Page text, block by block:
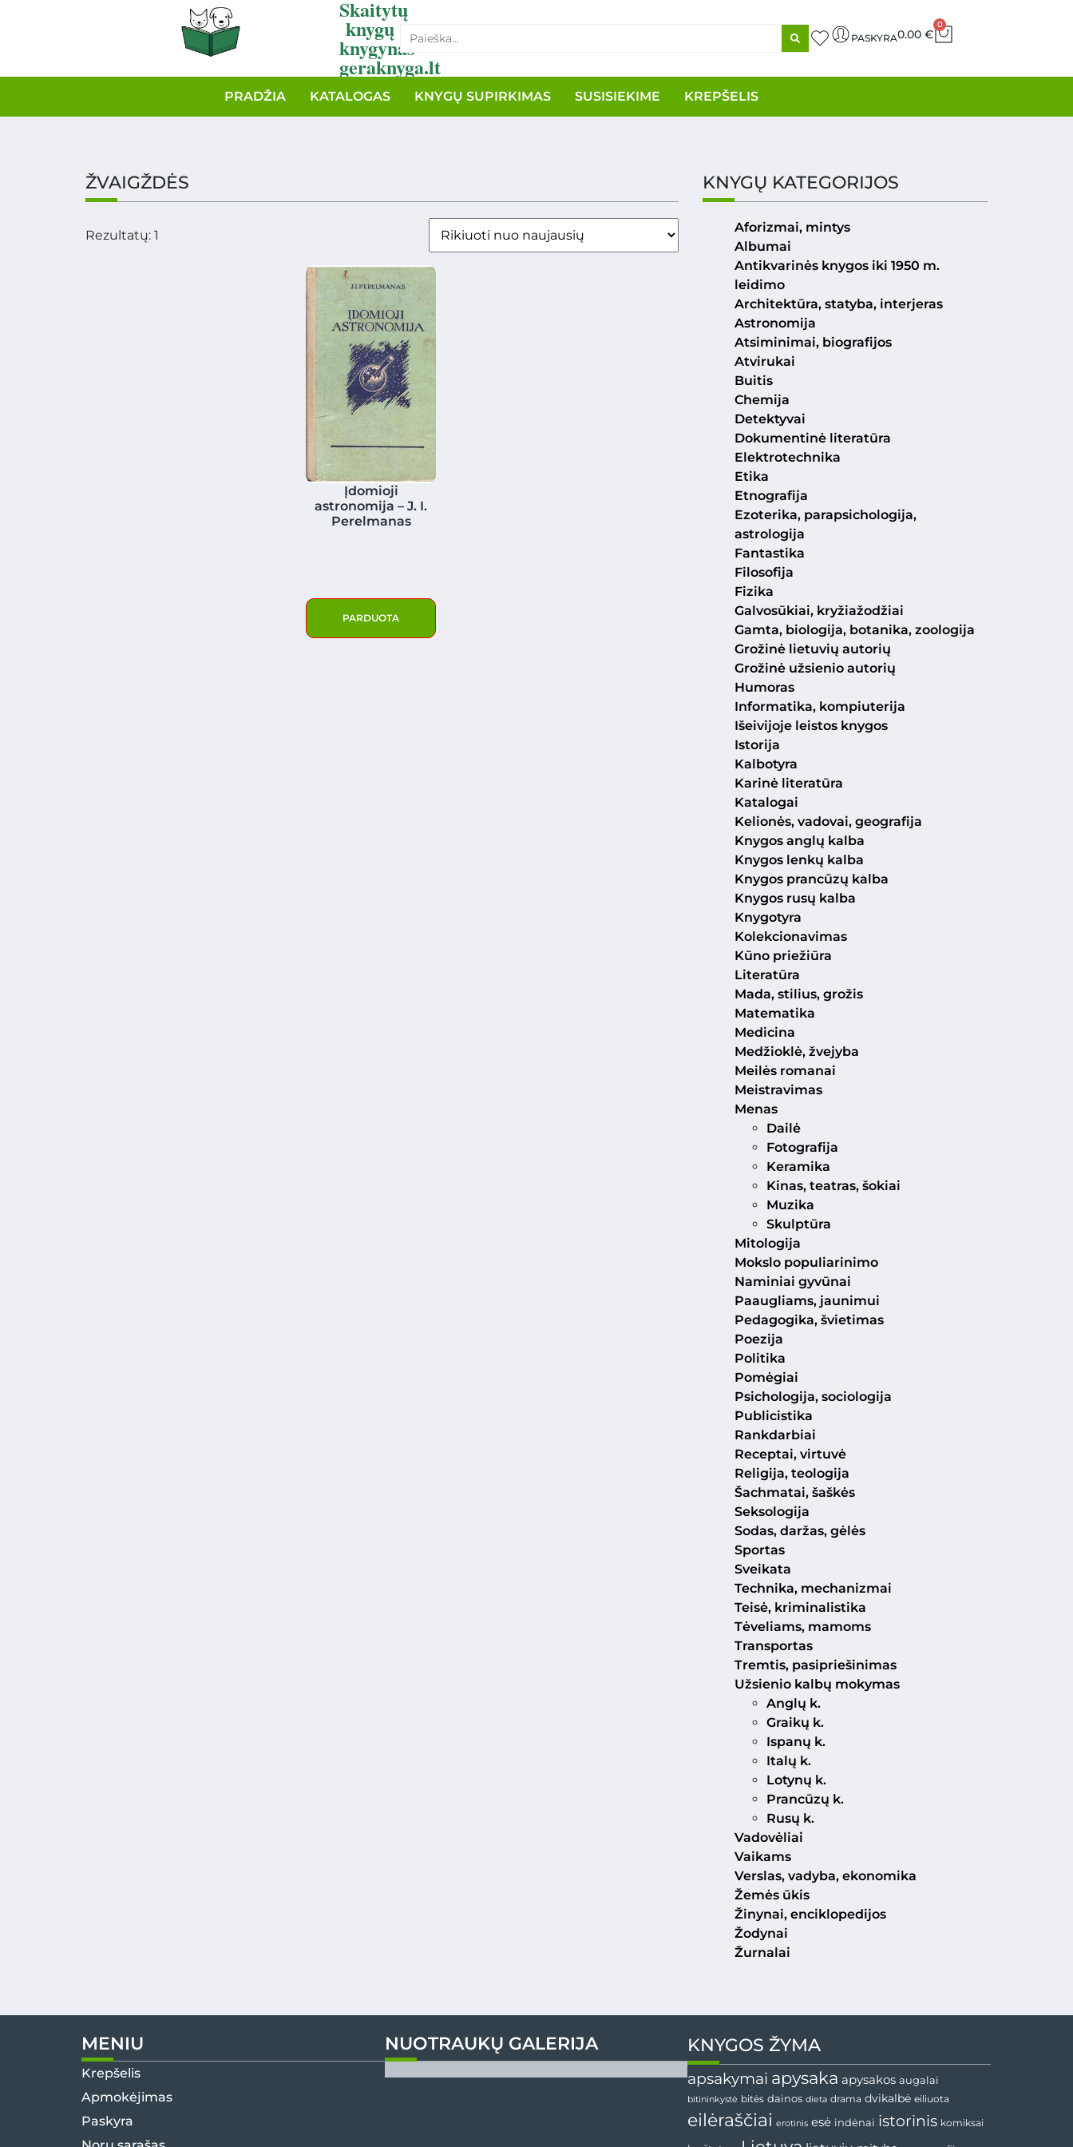
Skaitytų
knygų
knygynas
geraknyga.lt
PASKYRA0.00 €
0
PRADŽIA KATALOGAS KNYGŲ SUPIRKIMAS SUSISIEKIME KREPŠELIS
ŽVAIGŽDĖS
Rezultatų: 1
Įdomioji
astronomija – J. I.
Perelmanas
PARDUOTA
KNYGŲ KATEGORIJOS
Aforizmai, mintys
Albumai
Antikvarinės knygos iki 1950 m.
leidimo
Architektūra, statyba, interjeras
Astronomija
Atsiminimai, biografijos
Atvirukai
Buitis
Chemija
Detektyvai
Dokumentinė literatūra
Elektrotechnika
Etika
Etnografija
Ezoterika, parapsichologija,
astrologija
Fantastika
Filosofija
Fizika
Galvosūkiai, kryžiažodžiai
Gamta, biologija, botanika, zoologija
Grožinė lietuvių autorių
Grožinė užsienio autorių
Humoras
Informatika, kompiuterija
Išeivijoje leistos knygos
Istorija
Kalbotyra
Karinė literatūra
Katalogai
Kelionės, vadovai, geografija
Knygos anglų kalba
Knygos lenkų kalba
Knygos prancūzų kalba
Knygos rusų kalba
Knygotyra
Kolekcionavimas
Kūno priežiūra
Literatūra
Mada, stilius, grožis
Matematika
Medicina
Medžioklė, žvejyba
Meilės romanai
Meistravimas
Menas
Dailė
Fotografija
Keramika
Kinas, teatras, šokiai
Muzika
Skulptūra
Mitologija
Mokslo populiarinimo
Naminiai gyvūnai
Paaugliams, jaunimui
Pedagogika, švietimas
Poezija
Politika
Pomėgiai
Psichologija, sociologija
Publicistika
Rankdarbiai
Receptai, virtuvė
Religija, teologija
Šachmatai, šaškės
Seksologija
Sodas, daržas, gėlės
Sportas
Sveikata
Technika, mechanizmai
Teisė, kriminalistika
Tėveliams, mamoms
Transportas
Tremtis, pasipriešinimas
Užsienio kalbų mokymas
Anglų k.
Graikų k.
Ispanų k.
Italų k.
Lotynų k.
Prancūzų k.
Rusų k.
Vadovėliai
Vaikams
Verslas, vadyba, ekonomika
Žemės ūkis
Žinynai, enciklopedijos
Žodynai
Žurnalai
MENIU
Krepšelis
Apmokėjimas
Paskyra
NUOTRAUKŲ GALERIJA KNYGOS ŽYMA
apsakymai apysaka apysakos augalai
bitininkystė bitės dainos dieta drama dvikalbė eiliuota
eilėraščiai erotinis esė indėnai istorinis komiksai